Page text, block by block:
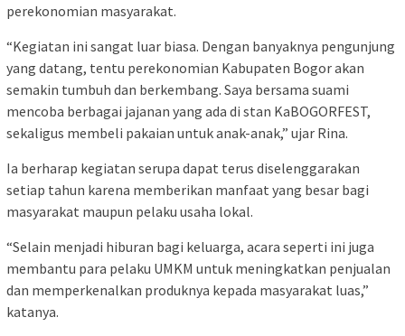
perekonomian masyarakat.
“Kegiatan ini sangat luar biasa. Dengan banyaknya pengunjung
yang datang, tentu perekonomian Kabupaten Bogor akan
semakin tumbuh dan berkembang. Saya bersama suami
mencoba berbagai jajanan yang ada di stan KaBOGORFEST,
sekaligus membeli pakaian untuk anak-anak,” ujar Rina.
Ia berharap kegiatan serupa dapat terus diselenggarakan
setiap tahun karena memberikan manfaat yang besar bagi
masyarakat maupun pelaku usaha lokal.
“Selain menjadi hiburan bagi keluarga, acara seperti ini juga
membantu para pelaku UMKM untuk meningkatkan penjualan
dan memperkenalkan produknya kepada masyarakat luas,”
katanya.